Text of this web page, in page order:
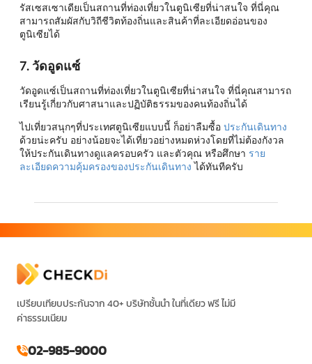
รัสเซสเซาเดียเป็นสถานที่ท่องเที่ยวในตูนิเซียที่น่าสนใจ ที่นี่คุณ
สามารถสัมผัสกับวิถีชีวิตท้องถิ่นและสินค้าที่ละเอียดอ่อนของ
ตูนิเซียได้
7. วัดอูดแซ์
วัดอูดแซ์เป็นสถานที่ท่องเที่ยวในตูนิเซียที่น่าสนใจ ที่นี่คุณสามารถ
เรียนรู้เกี่ยวกับศาสนาและปฏิบัติธรรมของคนท้องถิ่นได้
ไปเที่ยวสนุกๆที่ประเทศตูนิเซียแบบนี้ ก็อย่าลืมซื้อ ประกันเดินทาง
ด้วยน่ะครับ อย่างน้อยจะได้เที่ยวอย่างหมดห่วงโดยที่ไม่ต้องกังวล
ให้ประกันเดินทางดูแลครอบครัว และตัวคุณ หรือศึกษา ราย
ละเอียดความคุ้มครองของประกันเดินทาง ได้ทันทีครับ
เปรียบเทียบประกันจาก 40+ บริษัทชั้นนำ ในที่เดียว ฟรี ไม่มี
ค่าธรรมเนียม
02-985-9000